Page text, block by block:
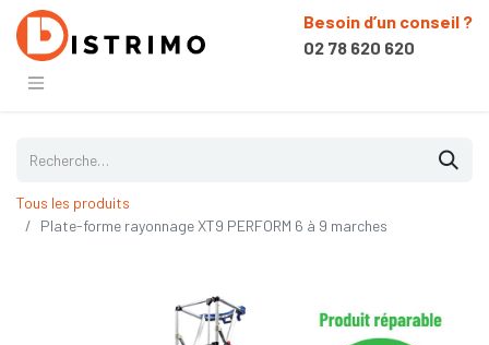
Besoin d’un conseil ?
02 78 620 620
Tous les produits
Plate-forme rayonnage XT9 PERFORM 6 à 9 marches